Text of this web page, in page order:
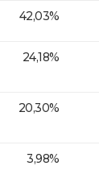
42,03%
24,18%
20,30%
3,98%